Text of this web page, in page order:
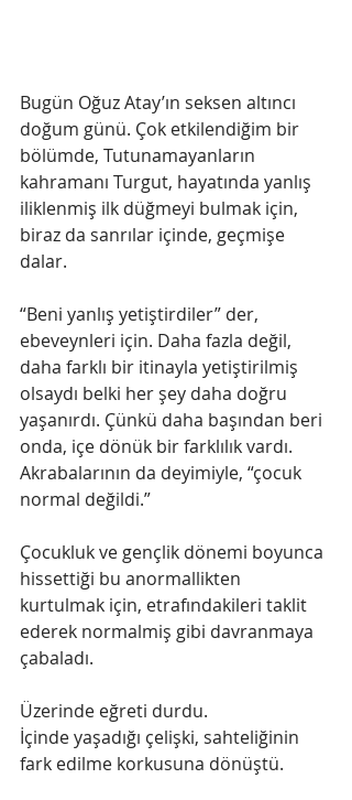
Bugün Oğuz Atay’ın seksen altıncı
doğum günü. Çok etkilendiğim bir
bölümde, Tutunamayanların
kahramanı Turgut, hayatında yanlış
iliklenmiş ilk düğmeyi bulmak için,
biraz da sanrılar içinde, geçmişe
dalar.
“Beni yanlış yetiştirdiler” der,
ebeveynleri için. Daha fazla değil,
daha farklı bir itinayla yetiştirilmiş
olsaydı belki her şey daha doğru
yaşanırdı. Çünkü daha başından beri
onda, içe dönük bir farklılık vardı.
Akrabalarının da deyimiyle, “çocuk
normal değildi.”
Çocukluk ve gençlik dönemi boyunca
hissettiği bu anormallikten
kurtulmak için, etrafındakileri taklit
ederek normalmiş gibi davranmaya
çabaladı.
Üzerinde eğreti durdu.
İçinde yaşadığı çelişki, sahteliğinin
fark edilme korkusuna dönüştü.